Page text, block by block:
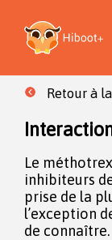
Retour à
Le
inhibiteurs
prise de la
l’exception
de connaître.